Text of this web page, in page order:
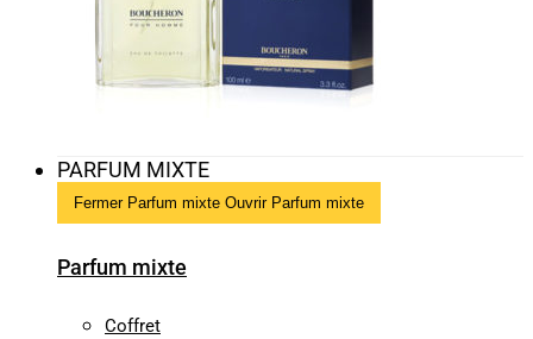
PARFUM MIXTE
Fermer Parfum mixte Ouvrir Parfum mixte
Parfum mixte
Coffret